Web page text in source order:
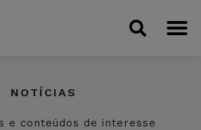
NOTÍCIAS
e conteúdos de interesse